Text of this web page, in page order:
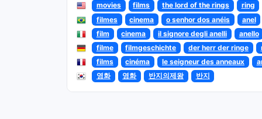
movies
films the lord of the rings
ring
filmes
cinema o senhor dos anéis
anel
film
cinema il signore degli anelli
anello
filme
filmgeschichte der herr der ringe
films
cinéma le seigneur des anneaux
영화
영화 반지의제왕 반지